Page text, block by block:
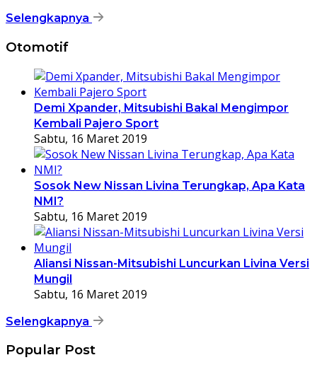
Selengkapnya
Otomotif
Demi Xpander, Mitsubishi Bakal Mengimpor
Kembali Pajero Sport
Sabtu, 16 Maret 2019
Sosok New Nissan Livina Terungkap, Apa Kata
NMI?
Sabtu, 16 Maret 2019
Aliansi Nissan-Mitsubishi Luncurkan Livina Versi
Mungil
Sabtu, 16 Maret 2019
Selengkapnya
Popular Post